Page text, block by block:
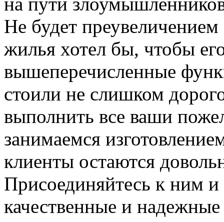
Не будет
жилья хотел бы, чтобы
вышеперечисленные
стоили не слишком
выполнить все ваши
занимаемся
клиенты остаются
Присоединяйтесь к ним
качественные и